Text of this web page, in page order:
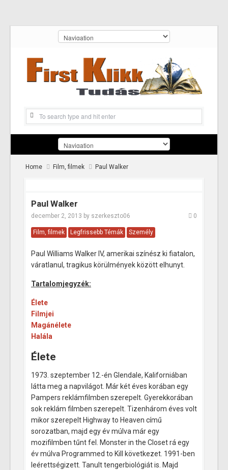
Home Film, filmek Paul Walker
Paul Walker
december 2, 2013 by szerkeszto06 0
Film, filmek Legfrissebb Témák Személy
Paul Williams Walker IV, amerikai színész ki fiatalon,
váratlanul, tragikus körülmények között elhunyt.
Tartalomjegyzék:
Élete
Filmjei
Magánélete
Halála
Élete
1973. szeptember 12.-én Glendale, Kaliforniában
látta meg a napvilágot. Már két éves korában egy
Pampers reklámfilmben szerepelt. Gyerekkorában
sok reklám filmben szerepelt. Tizenhárom éves volt
mikor szerepelt Highway to Heaven című
sorozatban, majd egy év múlva már egy
mozifilmben tűnt fel. Monster in the Closet rá egy
év múlva Programmed to Kill következet. 1991-ben
leérettségizett. Tanult tengerbiológiát is. Majd